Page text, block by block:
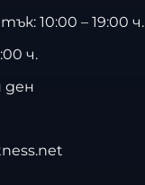
10:00 – 19:00 ч.
ч.
ден